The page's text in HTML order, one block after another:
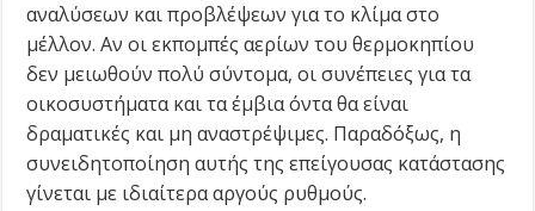
αναλύσεων και προβλέψεων για το κλίμα στο
μέλλον. Αν οι εκπομπές αερίων του θερμοκηπίου
δεν μειωθούν πολύ σύντομα, οι συνέπειες για τα
οικοσυστήματα και τα έμβια όντα θα είναι
δραματικές και μη αναστρέψιμες. Παραδόξως, η
συνειδητοποίηση αυτής της επείγουσας κατάστασης
γίνεται με ιδιαίτερα αργούς ρυθμούς.